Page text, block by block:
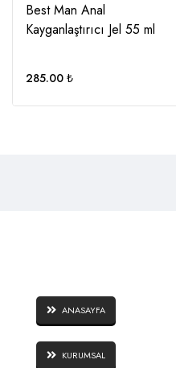
Best Man Anal
Kayganlaştırıcı Jel 55 ml
285.00 ₺
ANASAYFA
KURUMSAL